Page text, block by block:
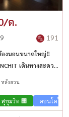
ด.
191
องนอนขนาดใหญ่‼️
เดินทางสะดวก
า BTS สถานีเพลินจิต
ลังสวน
สุขุมวิท 🏢 คอนโดใก